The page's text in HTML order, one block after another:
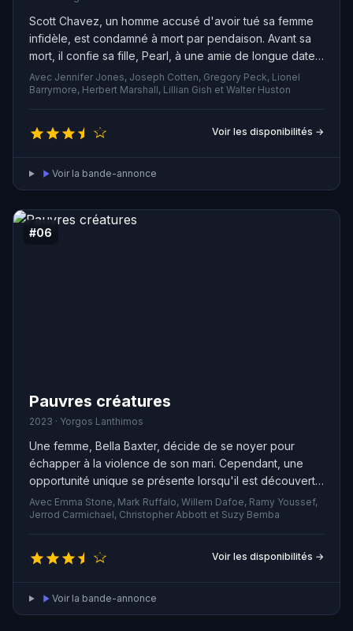
Scott Chavez, un homme accusé d'avoir tué sa femme
infidèle, est condamné à mort par pendaison. Avant sa
mort, il confie sa fille, Pearl, à une amie de longue date
nommée Laura Belle McCanles, vivant avec son mari et
ses deux fils dans un ranch au Texas. Bien que Pearl
soit chaleureusement accueillie par les fils de Laura
Belle, son père adoptif n'est pas aussi accueillant.
Jesse, le fils aîné, s'éprend de Pearl en secret, mais
son frère Lewt, charmeur impénitent tente de la séduire
ouvertement. Pearl, jurant d'être une jeune fille honnête,
résiste à ses avances autant qu'elle peut, mais finit par
succomber à Lewt, ce qui provoque un conflit
dramatique dans la famille McCanles.
Avec Jennifer Jones, Joseph Cotten, Gregory Peck, Lionel
Barrymore, Herbert Marshall, Lillian Gish et Walter Huston
Voir les disponibilités →
Voir la bande-annonce
#06
Pauvres créatures
2023 · Yorgos Lanthimos
Une femme, Bella Baxter, décide de se noyer pour
échapper à la violence de son mari. Cependant, une
opportunité unique se présente lorsqu'il est découvert
qu'elle est enceinte. Le cerveau du fœtus à naître est
transplanté dans le corps de Bella, laissant place à une
incroyable histoire de résilience et de renaissance.
Avec Emma Stone, Mark Ruffalo, Willem Dafoe, Ramy Youssef,
Jerrod Carmichael, Christopher Abbott et Suzy Bemba
Voir les disponibilités →
Voir la bande-annonce